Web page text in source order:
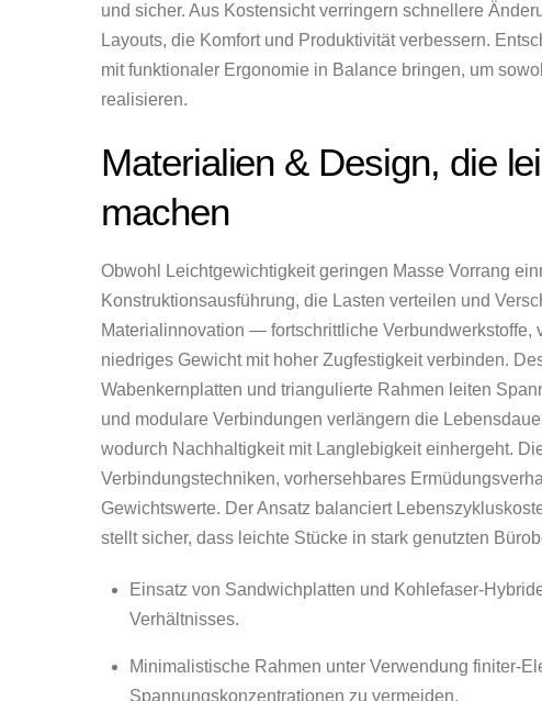
und sicher. Aus Kostensicht verringern schnellere
Layouts, die Komfort und Produktivität verbessern.
mit funktionaler Ergonomie in Balance bringen, um
realisieren.
Materialien & Design, die
machen
Obwohl Leichtgewichtigkeit geringen Masse Vorrang
Konstruktionsausführung, die Lasten verteilen und
Materialinnovation — fortschrittliche
niedriges Gewicht mit hoher Zugfestigkeit verbinden.
Wabenkernplatten und triangulierte Rahmen leiten
und modulare Verbindungen verlängern die
wodurch Nachhaltigkeit mit Langlebigkeit einhergeht.
Verbindungstechniken, vorhersehbares
Gewichtswerte. Der Ansatz balanciert
stellt sicher, dass leichte Stücke in stark genutzten
Einsatz von Sandwichplatten und Kohlefaser-
Verhältnisses.
Minimalistische Rahmen unter Verwendung finiter-
Spannungskonzentrationen zu vermeiden.